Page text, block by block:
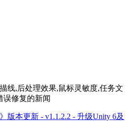
线,后处理效果,鼠标灵敏度,任务文
误修复的新闻
版本更新 - v1.1.2.2 - 升级Unity 6及